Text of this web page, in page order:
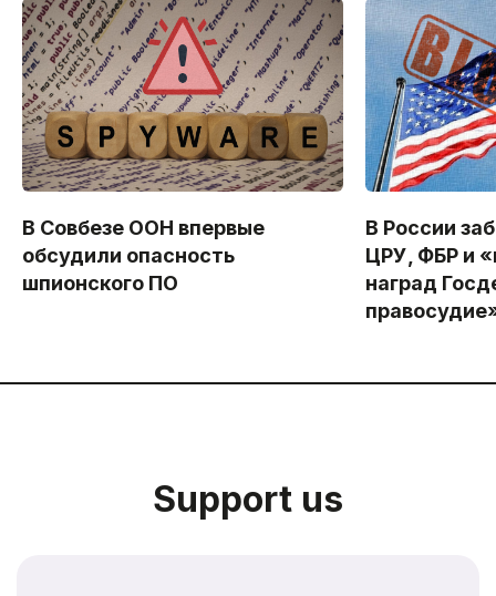
В Совбезе ООН впервые
обсудили опасность
шпионского ПО
В России
ЦРУ, ФБР и
наград
Support us